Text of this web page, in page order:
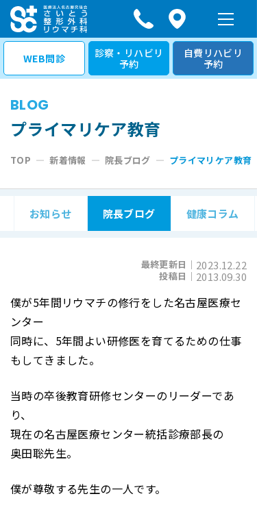
コ
ン
テ
WEB問診
診察・リハビリ
予約
自費リハビリ
予約
BLOG
プライマリケア教育
TOP —新着情報 — 院長ブログ — プライマリケア教育
お知らせ 院長ブログ 健康コラム
投稿日｜ 2013.09.30
最終更新日｜ 2023.12.22
僕が5年間リウマチの修行をした名古屋医療セ
ンター
同時に、5年間よい研修医を育てるための仕事
もしてきました。
当時の卒後教育研修センターのリーダーであ
り、
現在の名古屋医療センター統括診療部長の
奥田聡先生。
僕が尊敬する先生の一人です。